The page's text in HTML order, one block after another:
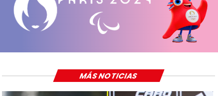
MÁS NOTICIAS